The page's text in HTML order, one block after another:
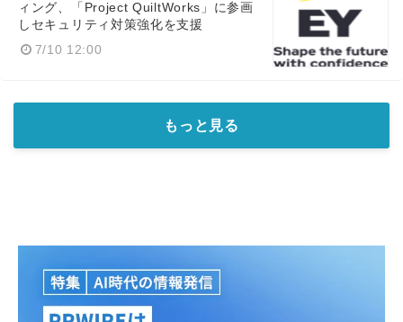
ィング、「Project QuiltWorks」に参画
しセキュリティ対策強化を支援
7/10 12:00
もっと見る